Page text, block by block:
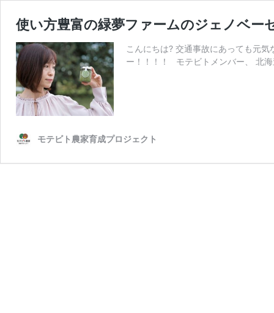
使い方豊富の緑夢ファームのジェノベー
こんにちは? 交通事故にあっても元
ー！！！！ モテビトメンバー、 北
モテビト農家育成プロジェクト